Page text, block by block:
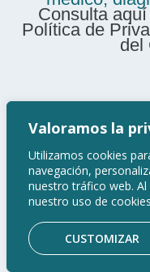
Valoramos la
Utilizamos cookies
navegación,
nuestro tráfico web. Al
nuestro uso de
CUSTOMIZAR
Consulta
Política de
del